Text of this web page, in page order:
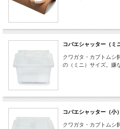
コバエシャッター（ミ
クワガタ・カブトムシ
の（ミニ）サイズ。嫌
コバエシャッター（小）
クワガタ・カブトムシ